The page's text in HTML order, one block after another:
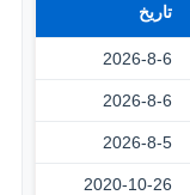
تاريخ
2026-8-6
2026-8-6
2026-8-5
2020-10-26